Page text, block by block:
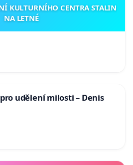
KULTURNÍHO CENTRA STALIN
NA LETNÉ
udělení milosti – Denis